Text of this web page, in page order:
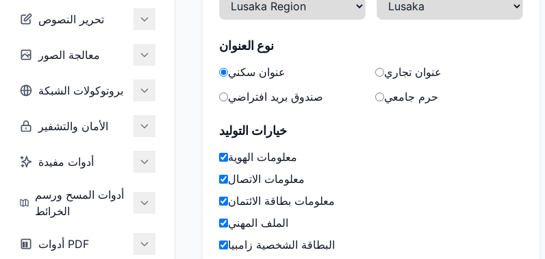
تحرير النصوص
معالجة الصور
بروتوكولات الشبكة
الأمان والتشفير
أدوات مفيدة
أدوات المسح ورسم
الخرائط
أدوات PDF
نوع العنوان
عنوان سكني
عنوان تجاري
صندوق بريد افتراضي
حرم جامعي
خيارات التوليد
معلومات الهوية
معلومات الاتصال
معلومات بطاقة الائتمان
الملف المهني
البطاقة الشخصية زامبيا